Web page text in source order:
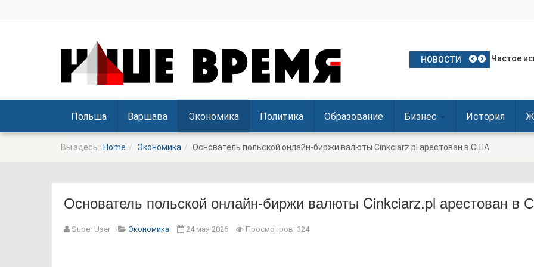
НОВОСТИ План
Частое
Польские
Посол
Польша
Польша Варшава Экономика Политика Образование Бизнес История
Вы здесь: Home Экономика Основатель польской онлайн-биржи валюты Cinkciarz.pl арестован в США
Основатель польской онлайн-биржи валюты Cinkciarz.pl арестован в
Super User Экономика 24 мая 2026 Просмотров: 324
PrevNext